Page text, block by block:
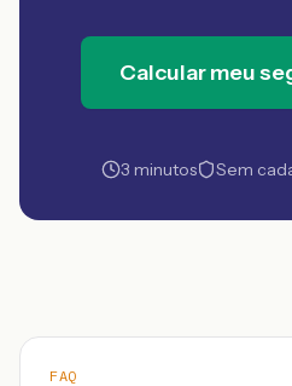
Calcular meu
3 minutos Sem
FAQ